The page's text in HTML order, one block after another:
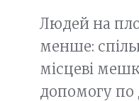
Людей на
менше:
місцеві
допомогу по